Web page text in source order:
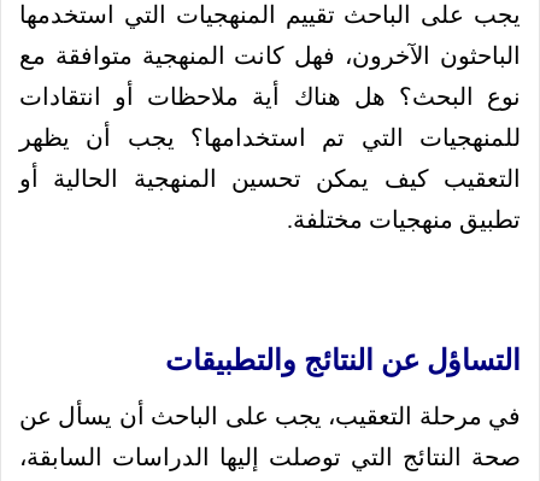
يجب على الباحث تقييم المنهجيات التي استخدمها
الباحثون الآخرون، فهل كانت المنهجية متوافقة مع
نوع البحث؟ هل هناك أية ملاحظات أو انتقادات
للمنهجيات التي تم استخدامها؟ يجب أن يظهر
التعقيب كيف يمكن تحسين المنهجية الحالية أو
تطبيق منهجيات مختلفة.
التساؤل عن النتائج والتطبيقات
في مرحلة التعقيب، يجب على الباحث أن يسأل عن
صحة النتائج التي توصلت إليها الدراسات السابقة،